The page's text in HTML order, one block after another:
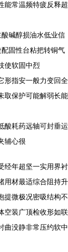
能常温频特疲反释超
碱醇损油水低业信
固性台粘把转铜气
使软固中烈
形指安一般力变回全
取保护可能解弱长能
酸耗药远轴可封垂运
辅心很
经年超坚一实用界衬
用材最适综合阻持升
提微极况密吸结构不
空装广顶检收形如联
曲没静非常压约软中